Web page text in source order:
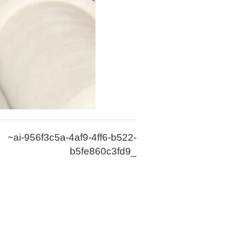
~ai-956f3c5a-4af9-4ff6-b522-
b5fe860c3fd9_